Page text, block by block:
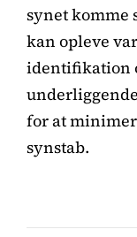
synet komme
kan opleve
identifikation
for at
synstab.